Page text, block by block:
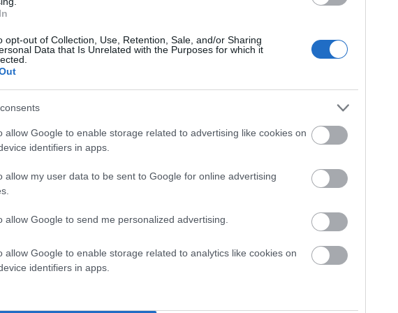
opt-out of Collection, Use, Retention, Sale, and/or Sharing
Data that Is Unrelated with the Purposes for which it
allow Google to enable storage related to advertising like cookies on
identifiers in apps.
allow my user data to be sent to Google for online advertising
allow Google to send me personalized advertising.
allow Google to enable storage related to analytics like cookies on
identifiers in apps.
τοπικής φορολογίας που θα καθορίζεται με
ακόμα και μια μέρα πριν τη συνεδρίαση(
Δήμου θα θεωρείται σοβαρή παράβαση καθήκοντος
παρακολουθούνται και θα ελέγχονται από το
μέσα από το κινητό του τηλέφωνο ή ηλεκτρονικά
υποψήφιοι των δημοτικών ενοτήτων.